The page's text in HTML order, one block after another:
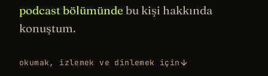
podcast bölümünde bu kişi hakkında
konuştum.
okumak, izlemek ve dinlemek için